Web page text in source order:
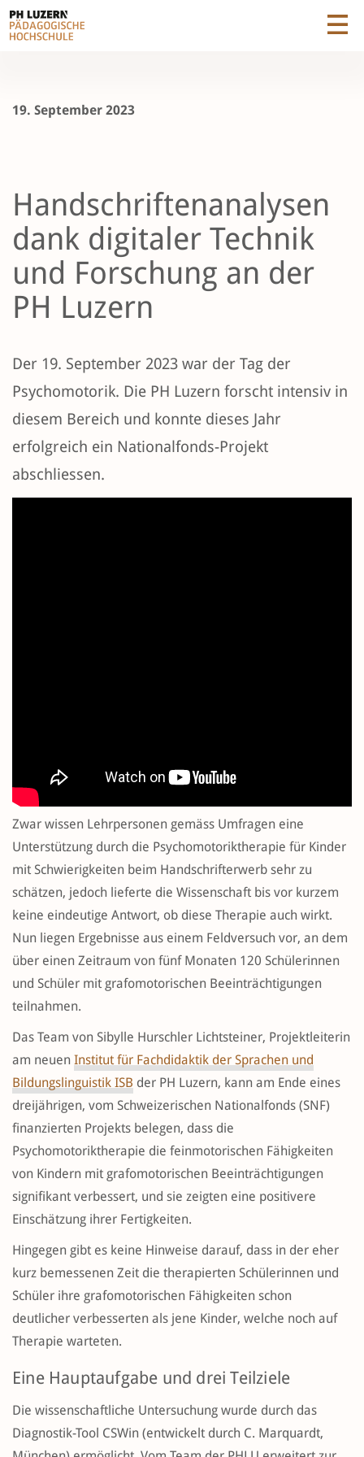
19. September 2023
Handschriftenanalysen
dank digitaler Technik
und Forschung an der
PH Luzern
Der 19. September 2023 war der Tag der
Psychomotorik. Die PH Luzern forscht intensiv in
diesem Bereich und konnte dieses Jahr
erfolgreich ein Nationalfonds-Projekt
abschliessen.
Zwar wissen Lehrpersonen gemäss Umfragen eine
Unterstützung durch die Psychomotoriktherapie für Kinder
mit Schwierigkeiten beim Handschrifterwerb sehr zu
schätzen, jedoch lieferte die Wissenschaft bis vor kurzem
keine eindeutige Antwort, ob diese Therapie auch wirkt.
Nun liegen Ergebnisse aus einem Feldversuch vor, an dem
über einen Zeitraum von fünf Monaten 120 Schülerinnen
und Schüler mit grafomotorischen Beeinträchtigungen
teilnahmen.
Das Team von Sibylle Hurschler Lichtsteiner, Projektleiterin
am neuen Institut für Fachdidaktik der Sprachen und
Bildungslinguistik ISB der PH Luzern, kann am Ende eines
dreijährigen, vom Schweizerischen Nationalfonds (SNF)
finanzierten Projekts belegen, dass die
Psychomotoriktherapie die feinmotorischen Fähigkeiten
von Kindern mit grafomotorischen Beeinträchtigungen
signifikant verbessert, und sie zeigten eine positivere
Einschätzung ihrer Fertigkeiten.
Hingegen gibt es keine Hinweise darauf, dass in der eher
kurz bemessenen Zeit die therapierten Schülerinnen und
Schüler ihre grafomotorischen Fähigkeiten schon
deutlicher verbesserten als jene Kinder, welche noch auf
Therapie warteten.
Eine Hauptaufgabe und drei Teilziele
Die wissenschaftliche Untersuchung wurde durch das
Diagnostik-Tool CSWin (entwickelt durch C. Marquardt,